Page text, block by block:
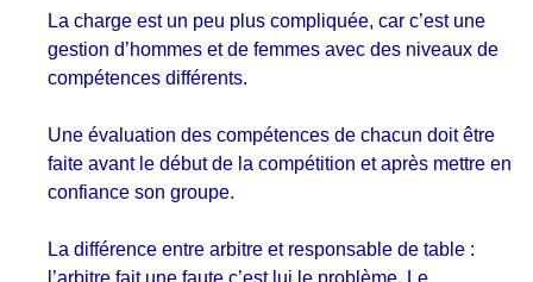
La charge est un peu plus compliquée, car c’est une
gestion d’hommes et de femmes avec des niveaux de
compétences différents.
Une évaluation des compétences de chacun doit être
faite avant le début de la compétition et après mettre en
confiance son groupe.
La différence entre arbitre et responsable de table :
l’arbitre fait une faute c’est lui le problème. Le